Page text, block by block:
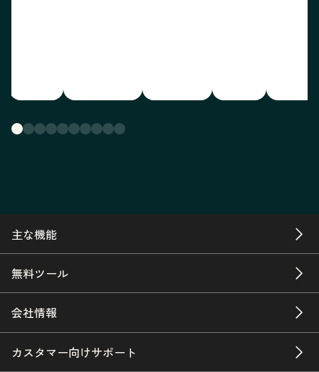
主な機能
無料ツール
会社情報
カスタマー向けサポート